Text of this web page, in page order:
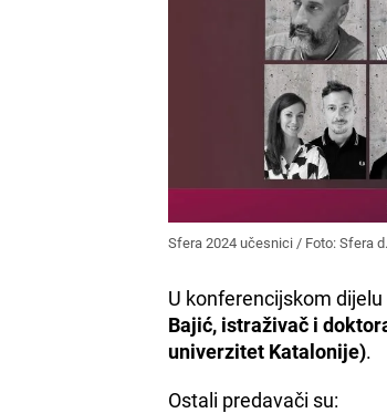
Sfera 2024 učesnici / Foto: Sfera
U konferencijskom
Bajić, istraživač i
univerzitet Katalonije).
Ostali predavači su: